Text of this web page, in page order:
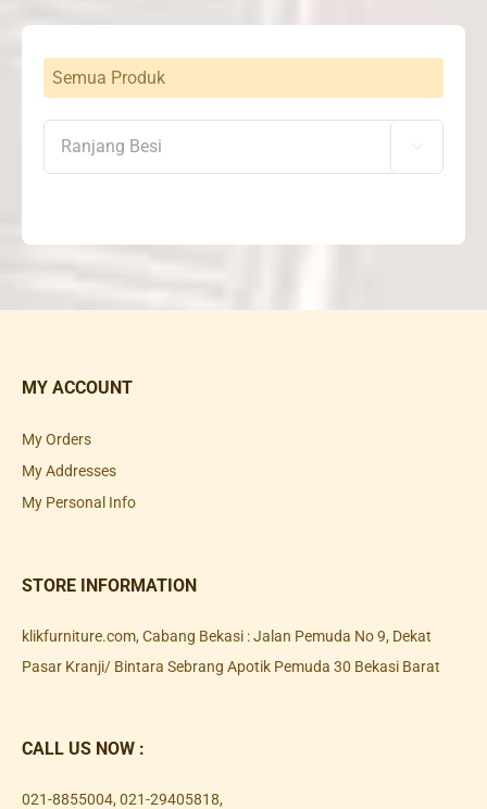
Semua Produk

MY ACCOUNT
My Orders
My Addresses
My Personal Info
STORE INFORMATION
klikfurniture.com, Cabang Bekasi : Jalan Pemuda No 9, Dekat
Pasar Kranji/ Bintara Sebrang Apotik Pemuda 30 Bekasi Barat
CALL US NOW :
021-8855004, 021-29405818,